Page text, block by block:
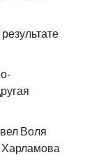
Воля
Харламова